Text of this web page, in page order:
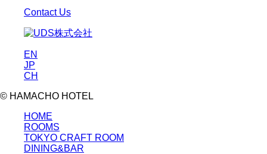
Contact Us
EN
JP
CH
© HAMACHO HOTEL
HOME
ROOMS
TOKYO CRAFT ROOM
DINING&BAR